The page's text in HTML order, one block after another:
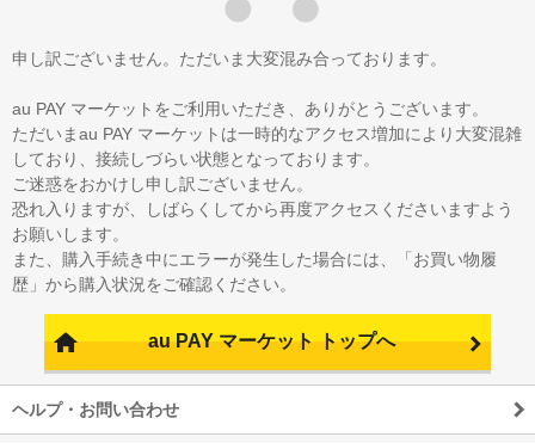
申し訳ございません。ただいま大変混み合っております。
au PAY マーケットをご利用いただき、ありがとうございます。
ただいまau PAY マーケットは一時的なアクセス増加により大変混雑
しており、接続しづらい状態となっております。
ご迷惑をおかけし申し訳ございません。
恐れ入りますが、しばらくしてから再度アクセスくださいますよう
お願いします。
また、購入手続き中にエラーが発生した場合には、「お買い物履
歴」から購入状況をご確認ください。
au PAY マーケット トップへ
ヘルプ・お問い合わせ